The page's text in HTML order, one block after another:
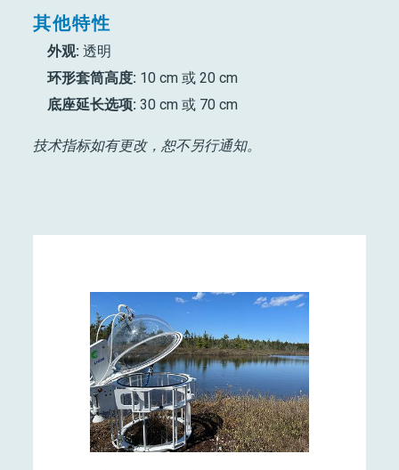
其他特性
外观: 透明
环形套筒高度: 10 cm 或 20 cm
底座延长选项: 30 cm 或 70 cm
技术指标如有更改，恕不另行通知。